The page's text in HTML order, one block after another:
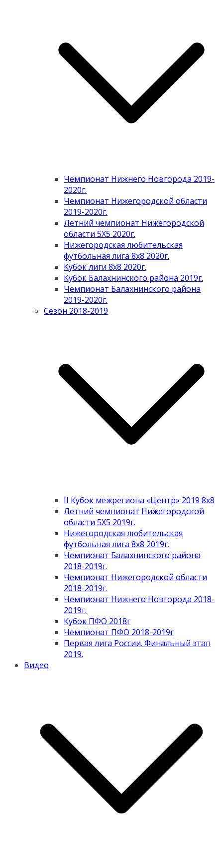
Чемпионат Нижнего Новгорода 2019-
2020г.
Чемпионат Нижегородской области
2019-2020г.
Летний чемпионат Нижегородской
области 5Х5 2020г.
Нижегородская любительская
футбольная лига 8х8 2020г.
Кубок лиги 8х8 2020г.
Кубок Балахнинского района 2019г.
Чемпионат Балахнинского района
2019-2020г.
Сезон 2018-2019
II Кубок межрегиона «Центр» 2019 8х8
Летний чемпионат Нижегородской
области 5Х5 2019г.
Нижегородская любительская
футбольная лига 8х8 2019г.
Чемпионат Балахнинского района
2018-2019г.
Чемпионат Нижегородской области
2018-2019г.
Чемпионат Нижнего Новгорода 2018-
2019г.
Кубок ПФО 2018г
Чемпионат ПФО 2018-2019г
Первая лига России. Финальный этап
2019.
Видео